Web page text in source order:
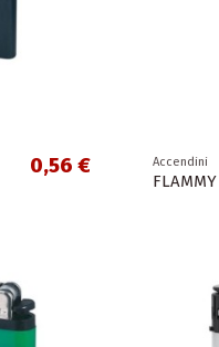
0,56 € Accendini
FLAMMY